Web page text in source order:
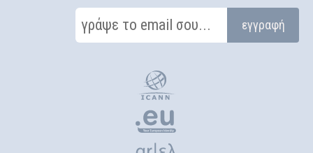
γράψε το email σου... εγγραφή